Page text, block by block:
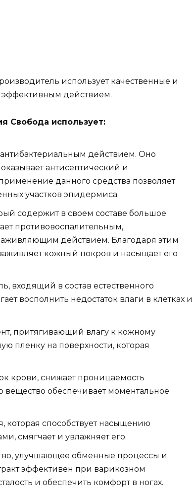
использует качественные и
действием.
Свобода использует:
действием. Оно
антисептический и
данного средства позволяет
участков эпидермиса.
содержит в своем составе большое
противовоспалительным,
действием. Благодаря этим
кожный покров и насыщает его
входящий в состав естественного
восполнить недостаток влаги в клетках и
притягивающий влагу к кожному
пленку на поверхности, которая
крови, снижает проницаемость
вещество обеспечивает моментальное
которая способствует насыщению
смягчает и увлажняет его.
улучшающее обменные процессы и
эффективен при варикозном
и обеспечить комфорт в ногах.